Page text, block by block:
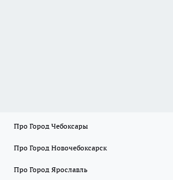
Про Город Чебоксары
Про Город Новочебоксарск
Про Город Ярославль